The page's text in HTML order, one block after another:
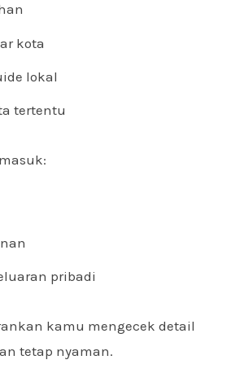
kota
lokal
tertentu
pribadi
kamu mengecek detail
tetap nyaman.